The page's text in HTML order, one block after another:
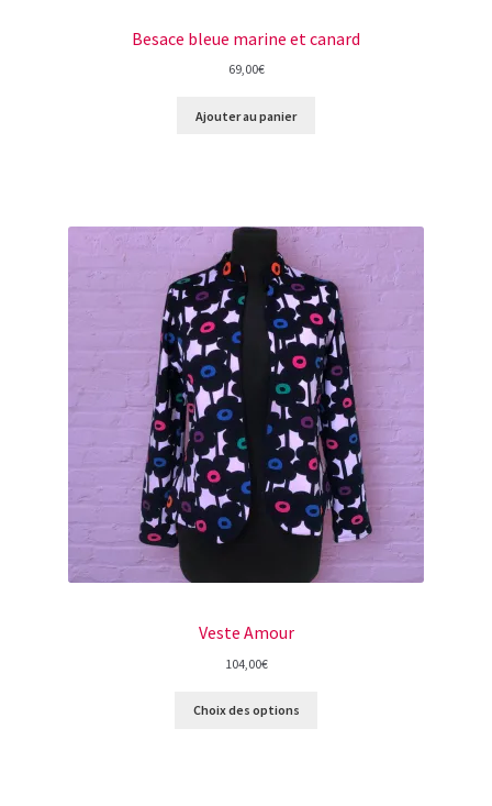
Besace bleue marine et canard
69,00€
Ajouter au panier
Veste Amour
104,00€
Choix des options